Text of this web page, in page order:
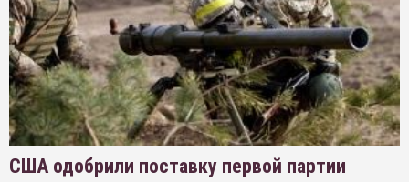
США одобрили поставку первой партии